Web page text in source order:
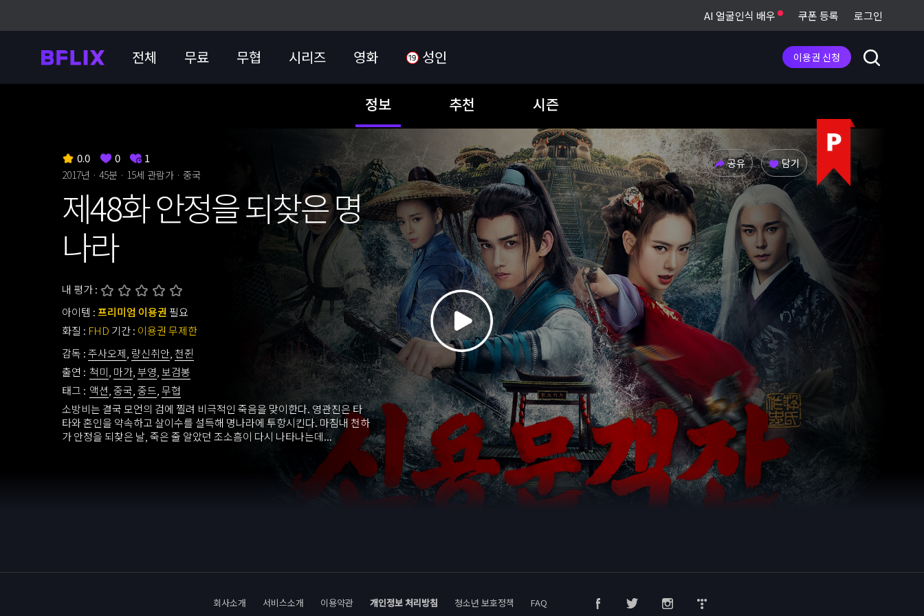
AI 얼굴인식 배우 쿠폰 등록 로그인
전체 무료 무협 시리즈 영화 성인 이용권 신청
정보 추천 시즌
0.0 0 1
2017년 · 45분 · 15세 관람가 · 중국
제48화 안정을 되찾은 명
나라
내 평가 :
아이템 :프리미엄 이용권 필요
화질 : FHD 기간 : 이용권 무제한
감독 :주사오제 량신취안 천쥔
출연 : 척미 마가 부영 보검봉
태그 : 액션 중국 중드 무협
소방비는 결국 모언의 검에 찔려 비극적인 죽음을 맞이한다. 영관진은 타
타와 혼인을 약속하고 살이수를 설득해 명나라에 투항시킨다. 마침내 천하
가 안정을 되찾은 날, 죽은 줄 알았던 조소흠이 다시 나타나는데...
공유 담기
회사소개 서비스소개 이용약관 개인정보 처리방침 청소년 보호정책 FAQ